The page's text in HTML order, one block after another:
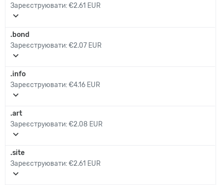
Зареєструювати:€2.61 EUR
expand_more
.bond
Зареєструювати:€2.07 EUR
expand_more
.info
Зареєструювати:€4.16 EUR
expand_more
.art
Зареєструювати:€2.08 EUR
expand_more
.site
Зареєструювати:€2.61 EUR
expand_more